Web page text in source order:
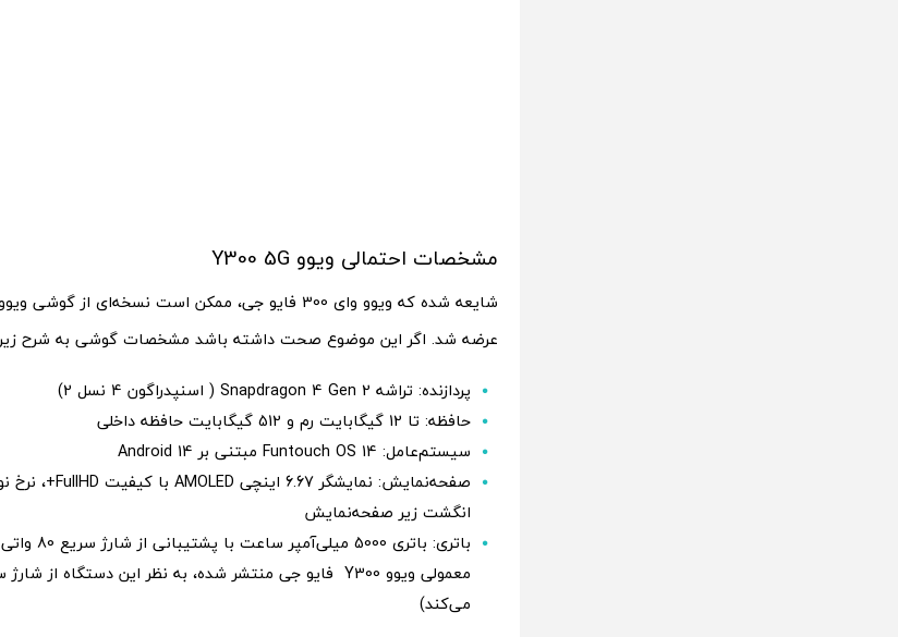
مشخصات احتمالی ویوو Y300 5G
عرضه شد. اگر این موضوع صحت داشته باشد مشخصات گوشی به شرح زیر
پردازنده: تراشه Snapdragon 4 Gen 2 ( اسنپدراگون 4 نسل 2)
حافظه: تا 12 گیگابایت رم و 512 گیگابایت حافظه داخلی
سیستم‌عامل: Funtouch OS 14 مبتنی بر Android 14
انگشت زیر صفحه‌نمایش
باتری:
می‌کند)